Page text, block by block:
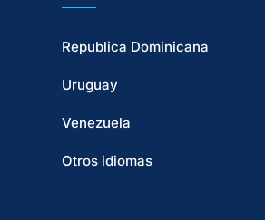
Republica Dominicana
Uruguay
Venezuela
Otros idiomas